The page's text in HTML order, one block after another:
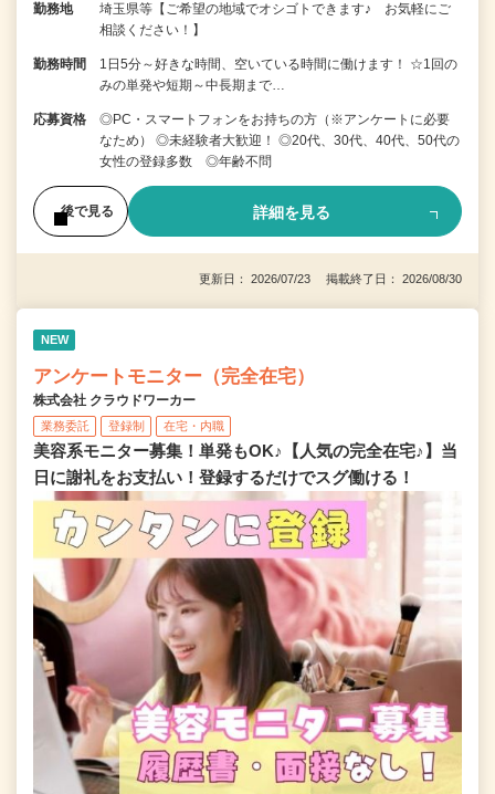
勤務地
埼玉県等【ご希望の地域でオシゴトできます♪ お気軽にご
相談ください！】
勤務時間
1日5分～好きな時間、空いている時間に働けます！ ☆1回の
みの単発や短期～中長期まで…
応募資格
◎PC・スマートフォンをお持ちの方（※アンケートに必要
なため） ◎未経験者大歓迎！ ◎20代、30代、40代、50代の
女性の登録多数 ◎年齢不問
後で見る 詳細を見る
更新日： 2026/07/23 掲載終了日： 2026/08/30
NEW
アンケートモニター（完全在宅）
株式会社 クラウドワーカー
業務委託 登録制 在宅・内職
美容系モニター募集！単発もOK♪【人気の完全在宅♪】当
日に謝礼をお支払い！登録するだけでスグ働ける！